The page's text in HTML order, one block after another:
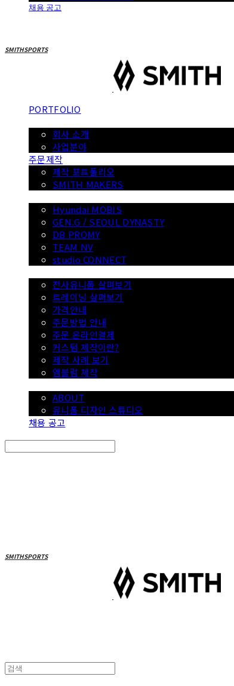
채용 공고
SMITHSPORTS
PORTFOLIO
회사 소개
사업분야
주문제작
제작 포트폴리오
SMITH MAKERS
Hyundai MOBIS
GEN.G / SEOUL DYNASTY
DB PROMY
TEAM NV
studio CONNECT
전사유니폼 살펴보기
트레이닝 살펴보기
가격안내
주문방법 안내
주문 온라인결제
커스텀 제작이란?
제작 사례 보기
엠블럼 제작
ABOUT
유니폼 디자인 스튜디오
채용 공고
SMITHSPORTS